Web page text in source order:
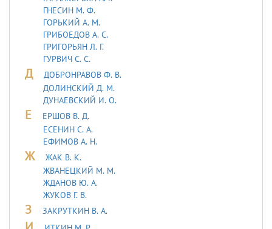
ГНЕСИН М. Ф.
ГОРЬКИЙ А. М.
ГРИБОЕДОВ А. С.
ГРИГОРЬЯН Л. Г.
ГУРВИЧ С. С.
Д
ДОБРОНРАВОВ Ф. В.
ДОЛИНСКИЙ Д. М.
ДУHАЕВСКИЙ И. О.
Е
ЕРШОВ В. Д.
ЕСЕНИН С. А.
ЕФИМОВ А. Н.
Ж
ЖАК В. К.
ЖВАНЕЦКИЙ М. М.
ЖДАНОВ Ю. А.
ЖУКОВ Г. В.
З ЗАКРУТКИН В. А.